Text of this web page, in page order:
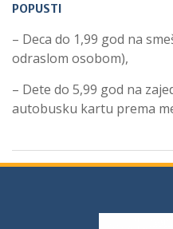
POPUSTI
– Deca do 1,99 god na
odraslom osobom),
– Dete do 5,99 god na
autobusku kartu prema